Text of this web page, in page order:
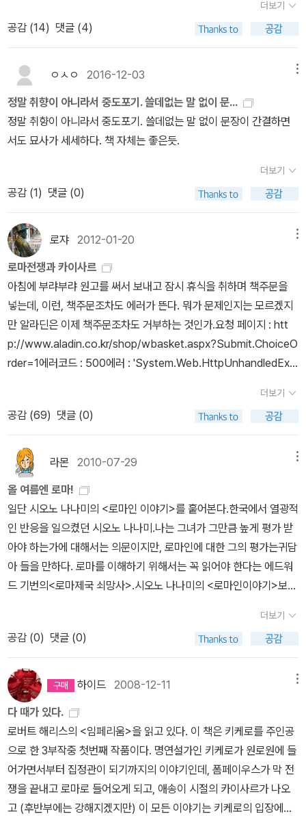
기반을 마련하게 된 그 첫 출발을 갈리아 전쟁기를 통해 조금이나마
에게 있어 이보다 더한 즐거움은 없을 거라고 생각하며이 글을 모두
깎지 않으며, 바지를 입은 야만인들’로 묘사했다. 그러나 켈트인들을
의 어원은 고대 그리스어의 ‘바르바로이(barbaroi)’에 있다. 이 말은
‘그리스인들과는 다른 언어를 쓰는 사람들’이라는 뜻을 담고 있었다.
그런데 이 중립적인 말이 그리스와 로마를 침략한 일군의 다른 민족
들을 가리키게 되면서 야만 · 폭력 등의 부정적인 의미가 덧붙여졌다.
화》 (지식산업사)는 켈트인이 로마 못지않은 훌륭한 문화를 가진 민
족이었음을 보여주는 책이다. 켈트인의 문화적 수준은 로마보다 높았
다. 켈트인 사회는 여성과 노약자를 존중할 정도로 권위적이지 않고
개방적인 사회였다. 따라서 바바리안은 그리스인과 로마인의 시각에
의해 왜곡된 단어이다. 그리스 · 로마인들은 자신을 제외한 모든 사람
을 ‘야만’이라는 이름의 울타리에 가뒀다. * 이케
가미 료타 《도해 켈트 신화》 (AK커뮤니케이션즈, 2014)* 모리셰 료
《켈트 신화 사전》 (비즈앤비즈, 2014)* 조지프 제이콥스 《켈트족 옛
이야기》 (현대지성사, 2003)* 다케루베 노부아키 《켈트. 북구의 신
들》 (들녘, 2000) 카이사르의 갈리아 원정이 성공하면서 갈리아는
로마의 영토로 편입되었고 켈트인은 자치권을 잃었지만, 켈트의 문화
적 영향력은 사라지지 않았다. 켈트 신화와 켈트 문화는 우리도 모르
러윈(Halloween)은 고대 켈트인의 풍습에서 유래했다. 그리스 로마
적으로 환상적이고 초자연적인 색채가 짙은 켈트 신화는 게르만 신화
와 함께 20세기 판타지 문학에 상상력을 제공했다. 서구 판타지 문학
에 기본적으로 등장하는 마법사들은 켈트족의 드루이드(Druid) 사제
들의 모습에서 유래한 존재이다. 흔히 ‘서양의 요정’으로 많이 알려진
엘프(Elf), 난쟁이와 거인족도 켈트 신화에 기대고 있다. 켈트 신화에
는 싸움에서 패한 대지의 여신 다누(Danu)의 일족이 도망가서 새로
운 낙원을 만들고 ‘인간의 눈에 보이지 않는 종족’, 즉 요정이 되었다
않는 어른들을 위한 요정 이야기》 (책읽는귀족, 2016)* 윌리엄 버틀
러 예이츠 《켈트의 여명》 (펭귄클래식코리아, 2008) 켈트 신화는
아일랜드와 스코틀랜드에 살았던 ‘게일인’ 신화와 잉글랜드와 웨일스
에 살았던 ‘브리튼인’ 신화 등 크게 두 가지로 나뉜다. 켈트 신화가 낯
설어서 선뜻 읽기가 망설여진다면, 정령이나 요정이 등장하는 아일랜
드의 구전 민담을 읽어보는 것이 좋다. 아일랜드의 시인 예이츠(Yeat
s)는 게일인 신화와 민담을 수집하여 고대 켈트인의 문화유산을 복원
하는데 큰 노력을 기울였다. 정령과 요정은 단순히 상상 속의 존재가
아니다. 요즘은 요정 이야기나 신화를 허무맹랑한 이야기로 치부되지
만, 그 속에는 먼 과거에서 긴 시간을 거쳐 인간이 이룩한 문화와 풍
습, 그리고 풍부한 상상력이 녹아들어 있다. 신화에 대한 우리의 인식
를 난자해서 죽여야만 했던가. 그를 찌른 자들은 어떤 자들인가?카이
사르를 암살한 그들은 왜 대중에게 나아가 자신들의 행위를 변명하는
웅변을 해야만 했을까. 왜 대중들은 그들을 용서하지 않았을까. 암살
주동자들은 사건을 벌이고 시간이 흘러도 대중의 분노가 가라앉지 않
어 묻혔고, 카이사르를 태운 곳은 신전이 되었다. 아우구스투스가 황
제가 되었을 때 북쪽하늘에 혜성이 떴고 사람들은 그 혜성을 카이사
르의 영혼이라고 믿었다. 카이사르는 사람들에게 신으로서 존재하게
된다. 가브리엘 마르케스에게 카이사르는 문학으로 창조하고 싶었던
유일한 인물이었다. 나는 이걸 어느 트윗에서 봤는데 마르케스가 실
마르케스는 포기한듯싶다. 카이사르는 인류역사에 있었던 모든 독재
자의 짜집기로만 가능했다고 한다. 카이사르는 지나친 권력과 부의
집중을 무너뜨리고 시민에게 토지분배정의와 정치를 돌려준 개혁가
인가, 마르케스가 읽었듯이 독재자였던가. 오랫동안 나는 이 판단을
못했던 것 같다. 마이클 파렌티의 [카이사르의 죽음 (원제는 카이사
르의 암살)](2003) 은 이런 궁금증에 판단근거들을 마련해주는데 저
자가 어떤 결론을 내렸는지는 ........ 책 스포일러일까?책을 읽다보면
이건 2천년도 훌쩍 넘는 그 시기가 마치 지금 현실과 너무나 닮아 있
상황에 대입해 읽어도 유용한 관점을 얻을 수 있을 정도다. 문재인과
대부분의 시민이 한편먹고 벌이는 반적폐청산 작업의 시작. 카이사르
와 반대편에 선 키케로는 거의 홍준표로 읽힌다. 물론 처음부터 끝까
지 카이사르를 경멸하면서 반대했던 카토라는 인물도 있지만, 저자
는 카토 보다는 키케로에 집중 포화를 쏟아붓는다. 키케로는 '특권층
의 대변인'이라는 것. 키케로에 대해서도 알고 싶어진다. 그동안 로마
사와 카이사르를 다룬 역사서들의 내노라하는 저자들, 플루타르코스,
몸젠, 에드워드 기번 등 이른바 '신사역사가들'은 기득권들의 입장에
서서 로마민중을 폄훼하는 관점을 지녔다고 깐다. 가차없다. 이들 '신
사역사가들'은 카이사르를 정확히 알지 못했고, 잘못 기술하고 있다
고 마이클 파렌티는 깐다. 카이사르 시대의 로마의 정치사회경제, 그
리고 계급계층, 성문제까지를 다루고, 카이사르의 개혁내용과 한계,
마의 공화정을 지키기 위해 황제를 꿈꿨던 독재자를 죽였다고 했지만
정작 그들이 탄생시킨 건 로마제국이고 황제였다. 그렇다고 그렇게나
카이사르를 반대하며 공화정 공화정을 외쳤던자들은 그 뒤로 '공화정
에 대한 향수를 드러낸 적이 없다.' 그들은 그런 자들이다. 그러니까
이런 싸움은 그때나 지금이나 계속되고 있다는 말이다. 카이사르는
결국 암살당했다. 대낮에 공회에서 많은 이들에 둘러싸여 난자당해
죽었다. 그의 죽음을 딛고 로마제국을 열어젖힌 아우구스투스는 카
이사르의 양자이다. 아우구스투스는 카이사르의 죽음으로 그의 목숨
도 위태로운 시절을 보내야 했다. 결국 그가 패권을 쥐었을 때 그는 원
더보기
공감 (14) 댓글 (4)
ㅇㅅㅇ 2016-12-03
정말 취향이 아니라서 중도포기. 쓸데없는 말 없이 문...
정말 취향이 아니라서 중도포기. 쓸데없는 말 없이 문장이 간결하면
서도 묘사가 세세하다. 책 자체는 좋은듯.
더보기
공감 (1) 댓글 (0)
로쟈 2012-01-20
로마전쟁과 카이사르
아침에 부랴부랴 원고를 써서 보내고 잠시 휴식을 취하며 책주문을
넣는데, 이런, 책주문조차도 에러가 뜬다. 뭐가 문제인지는 모르겠지
만 알라딘은 이제 책주문조차도 거부하는 것인가.요청 페이지 : htt
p://www.aladin.co.kr/shop/wbasket.aspx?Submit.ChoiceO
rder=1에러코드 : 500에러 : 'System.Web.HttpUnhandledExc
주문한 책들이 하나도 오지 않은 상태라 오늘 새로 주문한다고 해도
연휴가 끝나고 배송되기 쉬울 듯하다. 마음을 접는 게 나을런지도 모
르겠다. 주문하려던 책은 남경태의 <역사>(들녘, 2008)와 로마사
관련서들이다. <역사>는 피터 왓슨의 <생각의 역사1>(들녘, 2009)
반값 할인 광고를 보고 떠올리게 된 책이다. <생각의 역사1>의 역자
가 남경태 선생이기 때문이다. 더불어 예전에 한두 꼭지만 읽고 꽂아
두었다가 이번에 좀더 자세히 들여다보려고 다시 책상 가까이에 놓은
게 <생각의 역사>다. 로마사 관련으론 에이드리언(아드리안) 골즈
워디의 <로마 멸망사>(루비박스, 2012)가 새로 나온 책이다. 로마전
쟁사가 전문분야인 학자로 보이는데, <로마전쟁>(플래닛미디어, 20
10), <로마전쟁 영웅사>(말글빛냄, 2005) 등의 책도 쓰거나 같이
썼다. 골즈워디는 같은 출판사에서 나온 <가이우스 율리우스 카이
사르>(루비박스, 2007)의 저자이기도 하다. 상당한 분량에다가 꽤
서점에서 보고 구입할까 하다가 그래도 너무 '비싸서' 내려놓은 기억
이 있다. 카이사르 관련서로는 시오노 나나미의 <로마인 이야기> 외
에도 필립 프리먼의 <제국을 만든 남자 카이사르>(21세기북스, 200
9)와 스티븐 단토 콜린스의 <로마의 전설을 만든 카이사르 군단>(다
른세상, 2010)을 얼마전에 구입해놓은 터여서 자제해야겠다는 생각
도 들었고. 이 책들을 다 정돈해서 꽂아야 하는 게 주말까지의 일이
다. 카이사르, 하니까 <갈리아전쟁기>도 빼놓을 수 없다. 얼마전에
<갈리아전쟁기>(사이, 2005)를 <내전기>와 같이 구입했고, 합본
더보기
공감 (69) 댓글 (0)
라몬 2010-07-29
올 여름엔 로마!
일단 시오노 나나미의 <로마인 이야기>를 훝어본다.한국에서 열광적
인 반응을 일으켰던 시오노 나나미.나는 그녀가 그만큼 높게 평가 받
아야 하는가에 대해서는 의문이지만, 로마인에 대한 그의 평가는귀담
아 들을 만하다. 로마를 이해하기 위해서는 꼭 읽어야 한다는 에드워
드 기번의<로마제국 쇠망사>.시오노 나나미의 <로마인이야기>보다
카이사르의 이야기개인적으로 좋아한다.이윤기씨의 <그리스 로마신
화>
더보기
공감 (0) 댓글 (0)
하이드 2008-12-11
다 때가 있다.
로버트 해리스의 <임페리움>을 읽고 있다. 이 책은 키케로를 주인공
으로 한 3부작중 첫번째 작품이다. 명연설가인 키케로가 원로원에 들
어가면서부터 집정관이 되기까지의 이야기인데, 폼페이우스가 막 전
쟁을 끝내고 로마로 들어오게 되고, 애송이 시절의 카이사르가 나오
고 (후반부에는 강해지겠지만) 이 모든 이야기는 키케로의 입장에서